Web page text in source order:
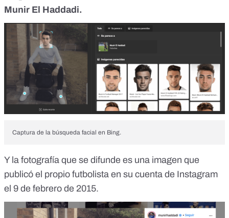
Munir El Haddadi.
Captura de la búsqueda facial en Bing.
Y la fotografía que se difunde es una imagen que
publicó el propio futbolista en su cuenta de Instagram
el 9 de febrero de 2015.